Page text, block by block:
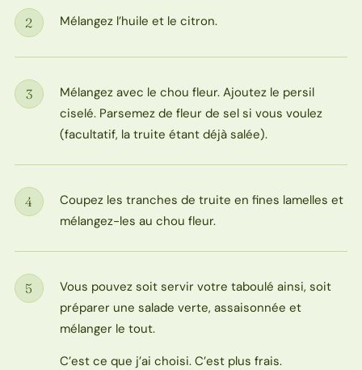
Étape
2 Mélangez l’huile et le citron.
Étape
3
Mélangez avec le chou fleur. Ajoutez le persil
ciselé. Parsemez de fleur de sel si vous voulez
(facultatif, la truite étant déjà salée).
Étape
4
Coupez les tranches de truite en fines lamelles et
mélangez-les au chou fleur.
Étape
5
Vous pouvez soit servir votre taboulé ainsi, soit
préparer une salade verte, assaisonnée et
mélanger le tout.
C’est ce que j’ai choisi. C’est plus frais.